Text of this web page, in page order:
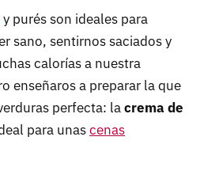
y purés son ideales para
sano, sentirnos saciados y
calorías a nuestra
enseñaros a preparar la que
perfecta: lacrema de
para unascenas